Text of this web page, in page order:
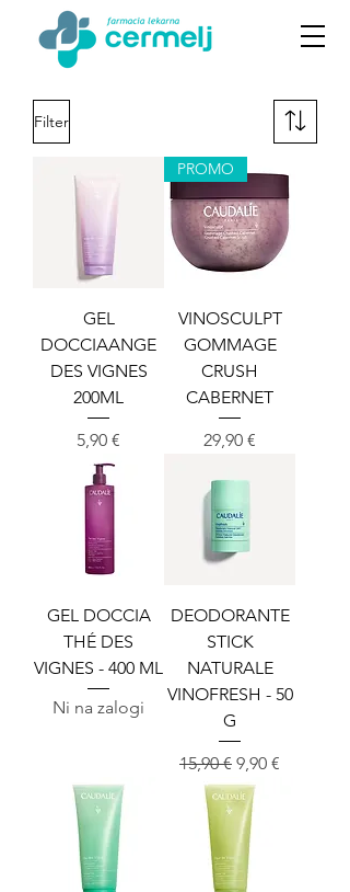
Filter
GEL
DOCCIAANGE
DES VIGNES
200ML
Cena
5,90 €
PROMO
VINOSCULPT
GOMMAGE
CRUSH
CABERNET
Cena
29,90 €
GEL DOCCIA
THÉ DES
VIGNES - 400 ML
Ni na zalogi
DEODORANTE
STICK
NATURALE
VINOFRESH - 50
G
Redna cena
15,90 € Cena na
9,90 €